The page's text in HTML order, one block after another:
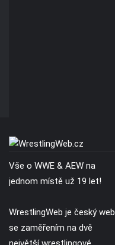
Vše o WWE & AEW na
jednom místě už 19 let!
WrestlingWeb je český web
se zaměřením na dvě